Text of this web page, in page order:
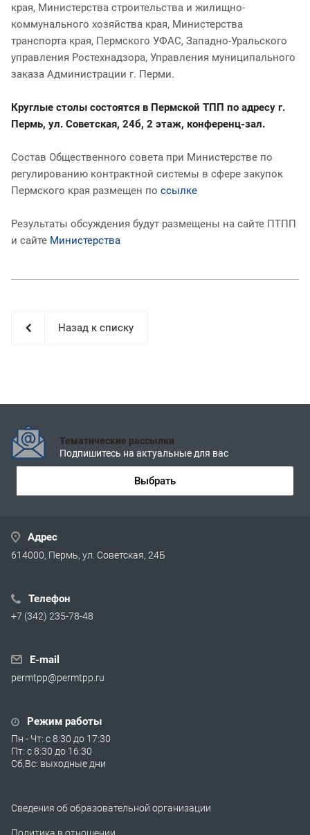
края, Министерства строительства и жилищно-
коммунального хозяйства края, Министерства
транспорта края, Пермского УФАС, Западно-Уральского
управления Ростехнадзора, Управления муниципального
заказа Администрации г. Перми.
Круглые столы состоятся в Пермской ТПП по адресу г.
Пермь, ул. Советская, 24б, 2 этаж, конференц-зал.
Состав Общественного совета при Министерстве по
регулированию контрактной системы в сфере закупок
Пермского края размещен по ссылке
Результаты обсуждения будут размещены на сайте ПТПП
и сайте Министерства
Назад к списку
Тематические рассылки
Подпишитесь на актуальные для вас
Выбрать
Адрес
614000, Пермь, ул. Советская, 24Б
Телефон
+7 (342) 235-78-48
E-mail
permtpp@permtpp.ru
Режим работы
Пн - Чт: с 8:30 до 17:30
Пт: с 8:30 до 16:30
Сб,Вс: выходные дни
Сведения об образовательной организации